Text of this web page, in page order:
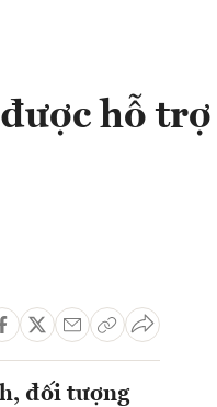
hỗ trợ
đối tượng